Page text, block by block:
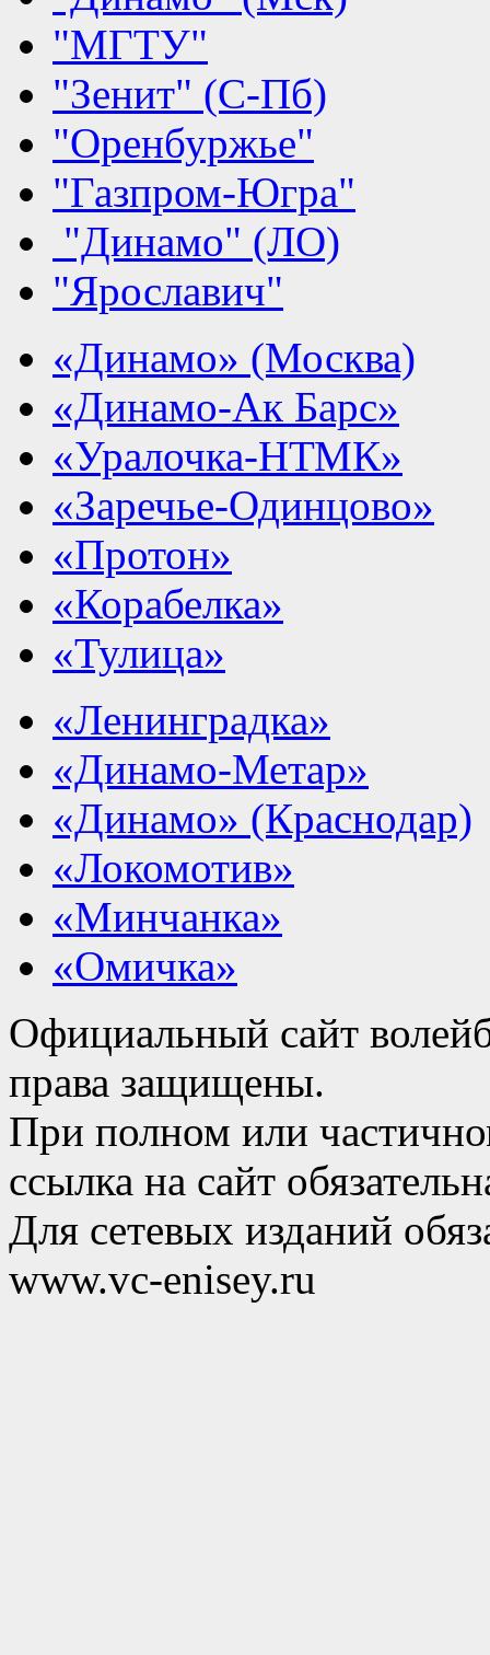
"МГТУ"
"Зенит" (С-Пб)
"Оренбуржье"
"Газпром-Югра"
"Динамо" (ЛО)
"Ярославич"
«Динамо» (Москва)
«Динамо-Ак Барс»
«Уралочка-НТМК»
«Заречье-Одинцово»
«Протон»
«Корабелка»
«Тулица»
«Ленинградка»
«Динамо-Метар»
«Динамо» (Краснодар)
«Локомотив»
«Минчанка»
«Омичка»
Официальный сайт
права защищены.
При полном или
ссылка на сайт
Для сетевых изданий
www.vc-enisey.ru